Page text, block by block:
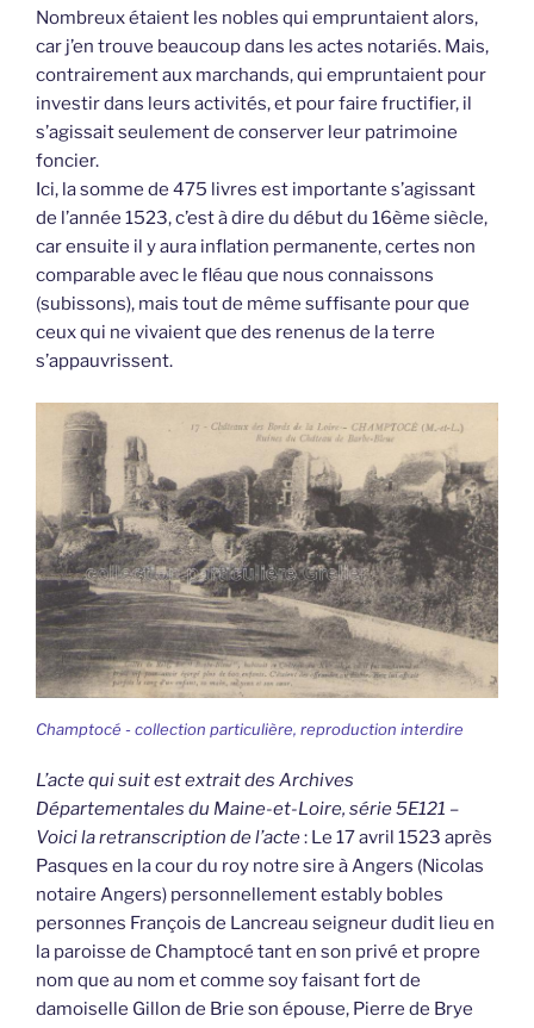
Nombreux étaient les nobles qui empruntaient alors,
car j’en trouve beaucoup dans les actes notariés. Mais,
contrairement aux marchands, qui empruntaient pour
investir dans leurs activités, et pour faire fructifier, il
s’agissait seulement de conserver leur patrimoine
foncier.
Ici, la somme de 475 livres est importante s’agissant
de l’année 1523, c’est à dire du début du 16ème siècle,
car ensuite il y aura inflation permanente, certes non
comparable avec le fléau que nous connaissons
(subissons), mais tout de même suffisante pour que
ceux qui ne vivaient que des renenus de la terre
s’appauvrissent.
Champtocé - collection particulière, reproduction interdire
L’acte qui suit est extrait des Archives
Départementales du Maine-et-Loire, série 5E121 –
Voici la retranscription de l’acte: Le 17 avril 1523 après
Pasques en la cour du roy notre sire à Angers (Nicolas
notaire Angers) personnellement estably bobles
personnes François de Lancreau seigneur dudit lieu en
la paroisse de Champtocé tant en son privé et propre
nom que au nom et comme soy faisant fort de
damoiselle Gillon de Brie son épouse, Pierre de Brye